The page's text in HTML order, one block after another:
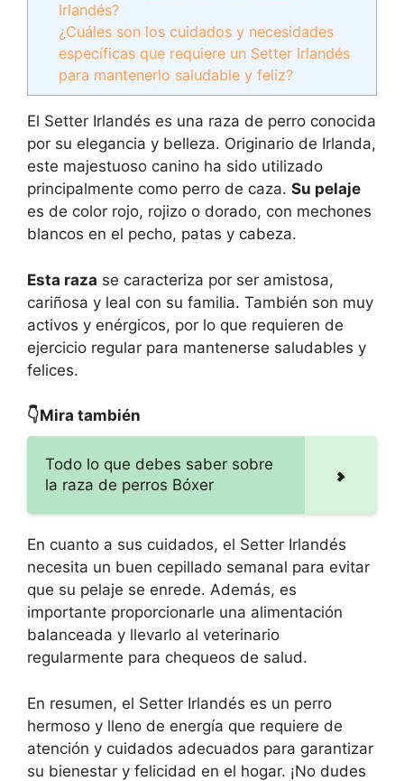
Irlandés?
¿Cuáles son los cuidados y necesidades
específicas que requiere un Setter Irlandés
para mantenerlo saludable y feliz?
El Setter Irlandés es una raza de perro conocida
por su elegancia y belleza. Originario de Irlanda,
este majestuoso canino ha sido utilizado
principalmente como perro de caza. Su pelaje
es de color rojo, rojizo o dorado, con mechones
blancos en el pecho, patas y cabeza.
Esta raza se caracteriza por ser amistosa,
cariñosa y leal con su familia. También son muy
activos y enérgicos, por lo que requieren de
ejercicio regular para mantenerse saludables y
felices.
👇Mira también
Todo lo que debes saber sobre
la raza de perros Bóxer
En cuanto a sus cuidados, el Setter Irlandés
necesita un buen cepillado semanal para evitar
que su pelaje se enrede. Además, es
importante proporcionarle una alimentación
balanceada y llevarlo al veterinario
regularmente para chequeos de salud.
En resumen, el Setter Irlandés es un perro
hermoso y lleno de energía que requiere de
atención y cuidados adecuados para garantizar
su bienestar y felicidad en el hogar. ¡No dudes